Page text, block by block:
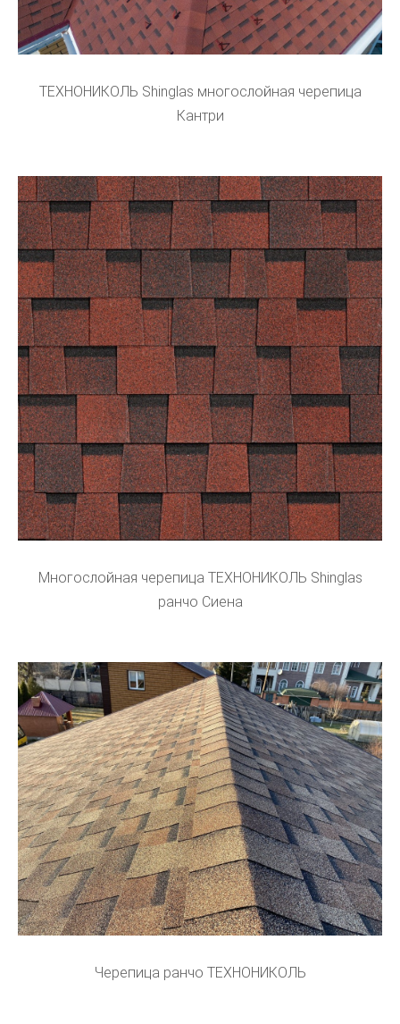
ТЕХНОНИКОЛЬ Shinglas многослойная черепица
Кантри
Многослойная черепица ТЕХНОНИКОЛЬ Shinglas
ранчо Сиена
Черепица ранчо ТЕХНОНИКОЛЬ